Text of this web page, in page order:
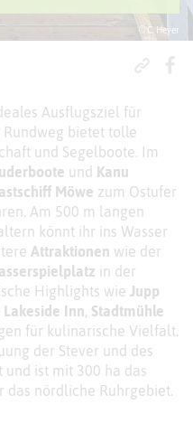
© C. Heyer
Ausflugsziel für
bietet tolle
und Segelboote. Im
und
Kanu
Möwe zum Ostufer
Am 500 m langen
könnt ihr ins Wasser
Attraktionen wie der
in der
Highlights wie Jupp
Lakeside Inn, Stadtmühle
für kulinarische Vielfalt.
der Stever und des
ist mit 300 ha das
das nördliche Ruhrgebiet.